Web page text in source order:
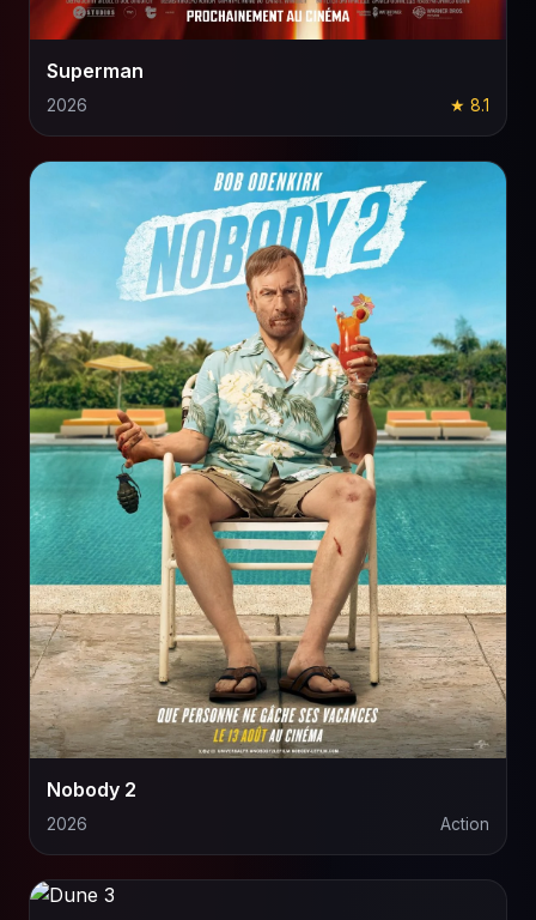
Superman
2026 ★ 8.1
Nobody 2
2026 Action